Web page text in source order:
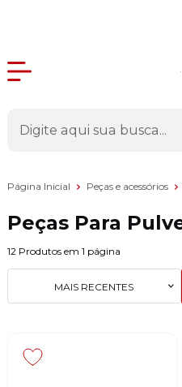
Página Inicial Peças e acessórios
Peças Para
12 Produtos em 1 página
MAIS RECENTES